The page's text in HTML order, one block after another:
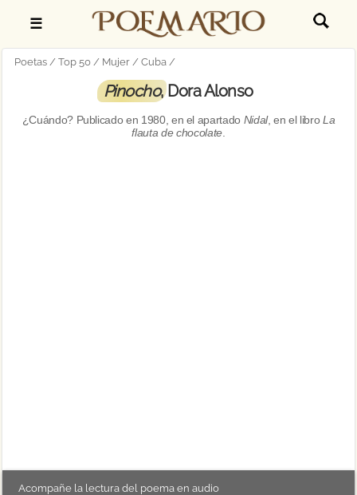
☰
Poetas Top 50 Mujer Cuba
Pinocho, Dora Alonso
¿Cuándo? Publicado en 1980, en el apartado Nidal, en el libroLa
flauta de chocolate.
Acompañe la lectura del poema en audio